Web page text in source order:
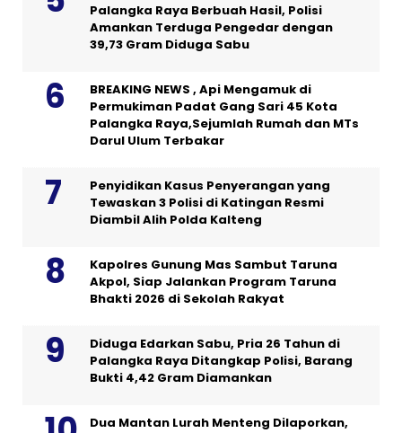
Palangka Raya Berbuah Hasil, Polisi
Amankan Terduga Pengedar dengan
39,73 Gram Diduga Sabu
BREAKING NEWS , Api Mengamuk di
Permukiman Padat Gang Sari 45 Kota
Palangka Raya,Sejumlah Rumah dan MTs
Darul Ulum Terbakar
Penyidikan Kasus Penyerangan yang
Tewaskan 3 Polisi di Katingan Resmi
Diambil Alih Polda Kalteng
Kapolres Gunung Mas Sambut Taruna
Akpol, Siap Jalankan Program Taruna
Bhakti 2026 di Sekolah Rakyat
Diduga Edarkan Sabu, Pria 26 Tahun di
Palangka Raya Ditangkap Polisi, Barang
Bukti 4,42 Gram Diamankan
Dua Mantan Lurah Menteng Dilaporkan,